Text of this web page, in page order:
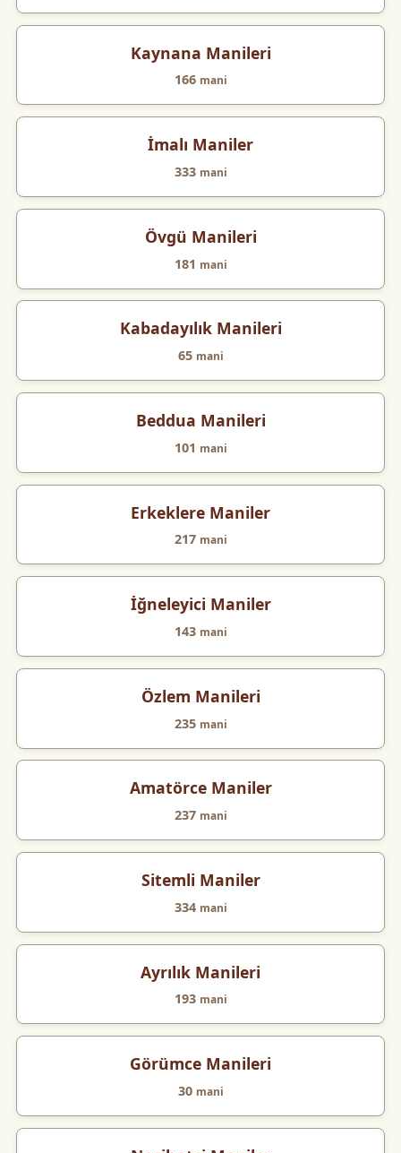
Kaynana Manileri
166 mani
İmalı Maniler
333 mani
Övgü Manileri
181 mani
Kabadayılık Manileri
65 mani
Beddua Manileri
101 mani
Erkeklere Maniler
217 mani
İğneleyici Maniler
143 mani
Özlem Manileri
235 mani
Amatörce Maniler
237 mani
Sitemli Maniler
334 mani
Ayrılık Manileri
193 mani
Görümce Manileri
30 mani